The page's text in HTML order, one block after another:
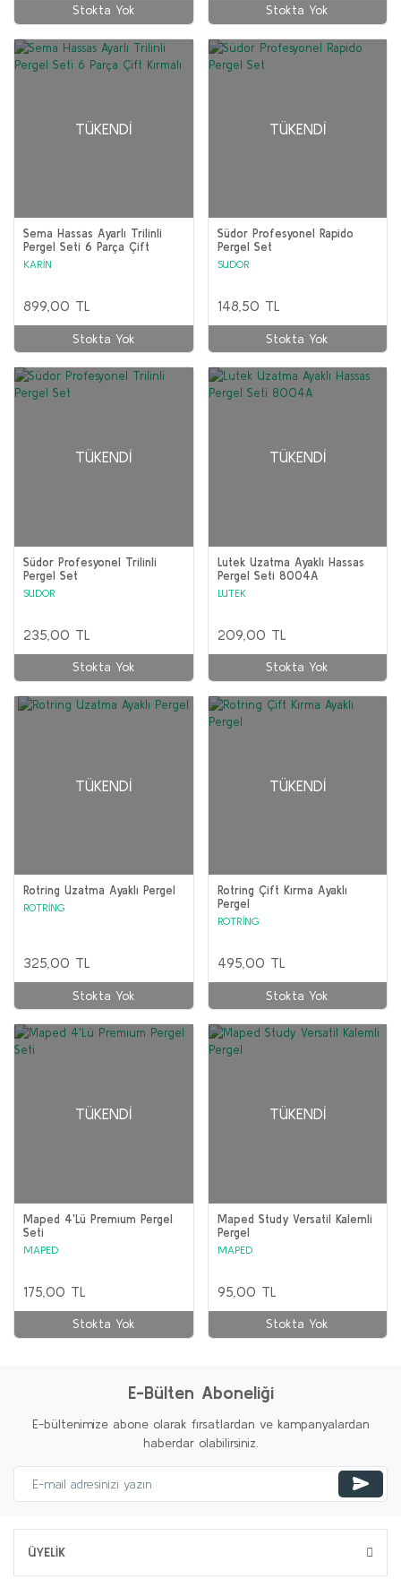
Stokta Yok Stokta Yok
TÜKENDI
Sema Hassas Ayarlı Trilinli
Pergel Seti 6 Parça Çift
Kırmalı
KARİN
899,00 TL
Stokta Yok
TÜKENDI
Südor Profesyonel Rapido
Pergel Set
SUDOR
148,50 TL
Stokta Yok
TÜKENDI
Südor Profesyonel Trilinli
Pergel Set
SUDOR
235,00 TL
Stokta Yok
TÜKENDI
Lutek Uzatma Ayaklı Hassas
Pergel Seti 8004A
LUTEK
209,00 TL
Stokta Yok
TÜKENDI
Rotring Uzatma Ayaklı Pergel
ROTRİNG
325,00 TL
Stokta Yok
TÜKENDI
Rotring Çift Kırma Ayaklı
Pergel
ROTRİNG
495,00 TL
Stokta Yok
TÜKENDI
Maped 4'Lü Premıum Pergel
Seti
MAPED
175,00 TL
Stokta Yok
TÜKENDI
Maped Study Versatil Kalemli
Pergel
MAPED
95,00 TL
Stokta Yok
E-Bülten Aboneliği
E-bültenimize abone olarak fırsatlardan ve kampanyalardan
haberdar olabilirsiniz.
ÜYELİK